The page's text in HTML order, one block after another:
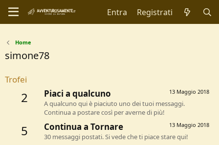
Entra Registrati
Home
simone78
Trofei
2 13 Maggio 2018
Piaci a qualcuno
A qualcuno qui è piaciuto uno dei tuoi messaggi.
Continua a postare così per averne di più!
5 13 Maggio 2018
Continua a Tornare
30 messaggi postati. Si vede che ti piace stare qui!